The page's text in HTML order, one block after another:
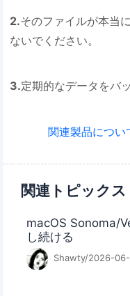
2.そのファイルが本当
ないでください。
3.定期的なデータをバ
関連製品につ
関連トピックス
macOS Sonoma/
し続ける
Shawty/2026-